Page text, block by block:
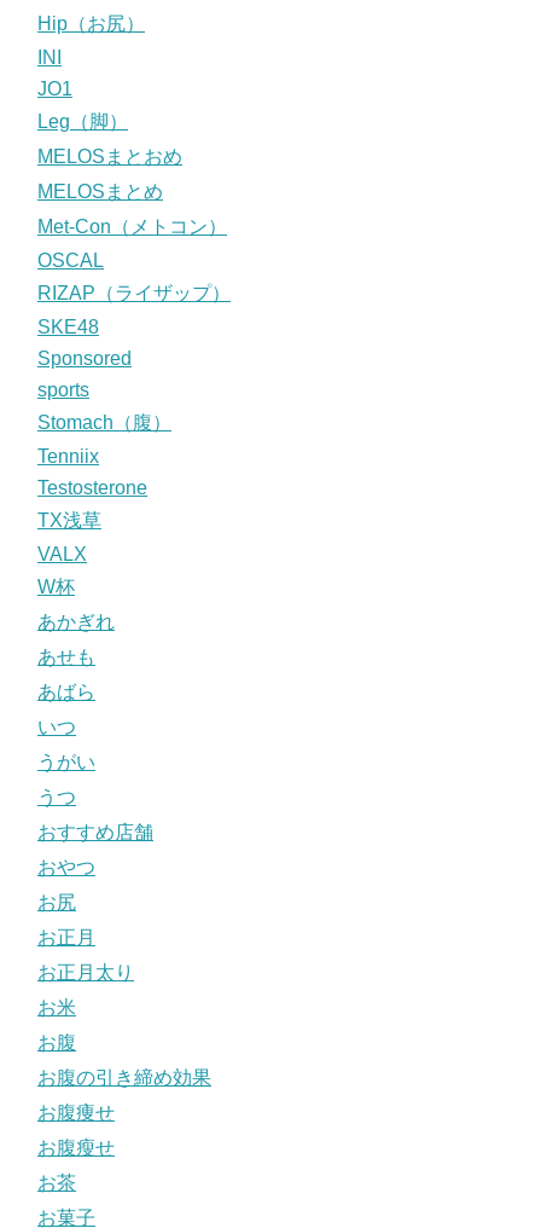
Hip（お尻）
INI
JO1
Leg（脚）
MELOSまとおめ
MELOSまとめ
Met-Con（メトコン）
OSCAL
RIZAP（ライザップ）
SKE48
Sponsored
sports
Stomach（腹）
Tenniix
Testosterone
TX浅草
VALX
W杯
あかぎれ
あせも
あばら
いつ
うがい
うつ
おすすめ店舗
おやつ
お尻
お正月
お正月太り
お米
お腹
お腹の引き締め効果
お腹痩せ
お腹瘦せ
お茶
お菓子